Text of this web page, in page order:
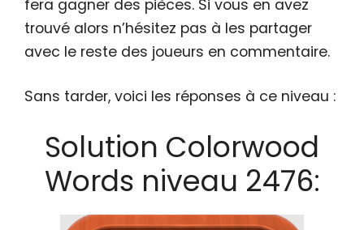
fera gagner des pièces. Si vous en avez
trouvé alors n’hésitez pas à les partager
avec le reste des joueurs en commentaire.
Sans tarder, voici les réponses à ce niveau :
Solution Colorwood
Words niveau 2476: